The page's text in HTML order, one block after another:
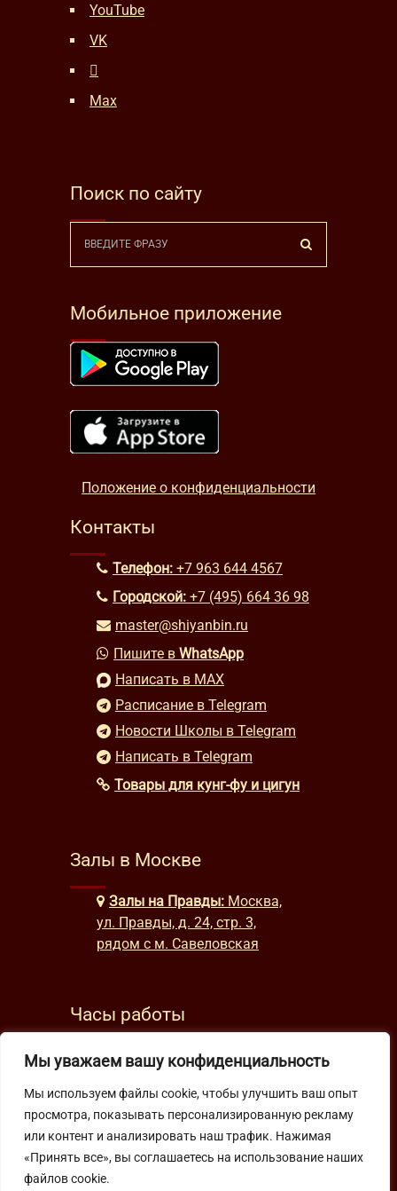
Мы уважаем вашу конфиденциальность
Мы используем файлы cookie, чтобы улучшить ваш опыт
просмотра, показывать персонализированную рекламу
или контент и анализировать наш трафик. Нажимая
«Принять все», вы соглашаетесь на использование наших
файлов cookie.
YouTube
VK
Max
Поиск по сайту
Мобильное приложение
Положение о конфиденциальности
Контакты
Телефон: +7 963 644 4567
Городской: +7 (495) 664 36 98
master@shiyanbin.ru
Пишите в WhatsApp
Написать в MAX
Расписание в Telegram
Новости Школы в Telegram
Написать в Telegram
Товары для кунг-фу и цигун
Залы в Москве
Залы на Правды: Москва,
ул. Правды, д. 24, стр. 3,
рядом с м. Савеловская
Часы работы
будни: с 9:00 до 22:00
Подпишитесь на нашу рассылку